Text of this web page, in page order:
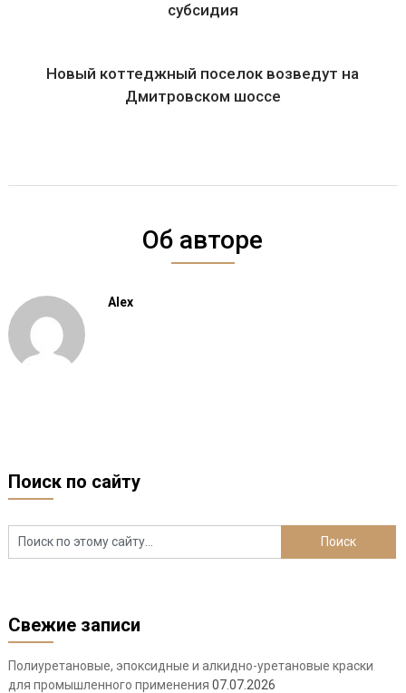
субсидия
Новый коттеджный поселок возведут на
Дмитровском шоссе
Об авторе
Alex
Поиск по сайту
Свежие записи
Полиуретановые, эпоксидные и алкидно-уретановые краски
для промышленного применения 07.07.2026